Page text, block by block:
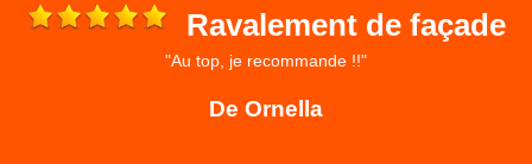
Ravalement de façade
"Au top, je recommande !!"
De Ornella